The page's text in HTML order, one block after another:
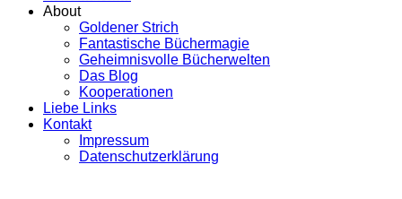
About
Goldener Strich
Fantastische Büchermagie
Geheimnisvolle Bücherwelten
Das Blog
Kooperationen
Liebe Links
Kontakt
Impressum
Datenschutzerklärung